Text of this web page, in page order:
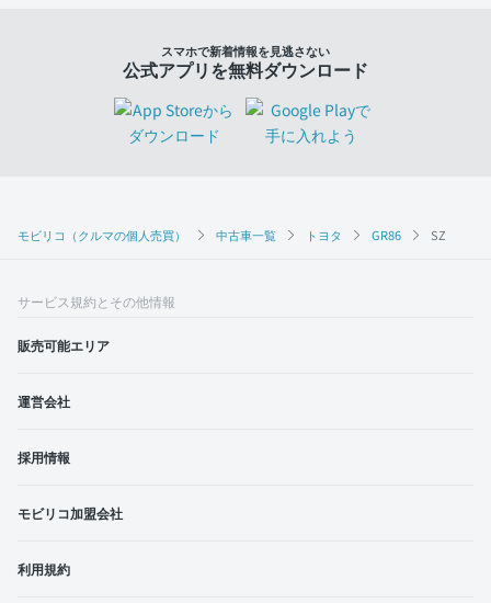
モビリコ（クルマの個人売買） 中古車一覧 トヨタ GR86 SZ
スマホで新着情報を見逃さない
公式アプリを無料ダウンロード
サービス規約とその他情報
販売可能エリア
運営会社
採用情報
モビリコ加盟会社
利用規約